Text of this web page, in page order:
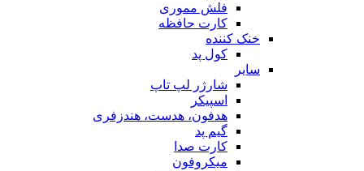
فلش مموری
کارت حافظه
خنک کننده
کول پد
سایر
شارژر لپ تاپ
اسپیکر
هدفون، هدست، هندزفری
گیم پد
کارت صدا
میکروفون